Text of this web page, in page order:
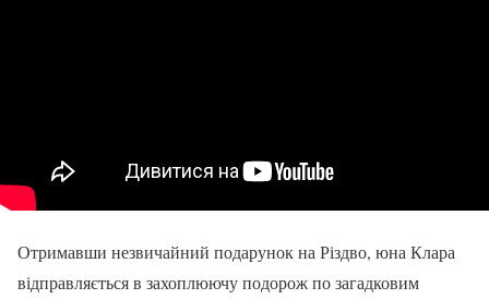
Отримавши незвичайний подарунок на Різдво, юна Клара
відправляється в захоплюючу подорож по загадковим